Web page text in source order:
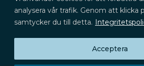
analysera vår trafik. Genom att klicka
samtycker du till detta.
Acceptera
Prenumerera på press­meddelanden,
rapporter och aktieinformation